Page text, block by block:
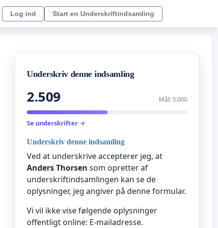
Log ind Start en Underskriftindsamling
Underskriv denne indsamling
2.509 Mål: 5.000
Se underskrifter →
Underskriv denne indsamling
Ved at underskrive accepterer jeg, at
Anders Thorsen som opretter af
underskriftindsamlingen kan se de
oplysninger, jeg angiver på denne formular.
Vi vil ikke vise følgende oplysninger
offentligt online: E-mailadresse.